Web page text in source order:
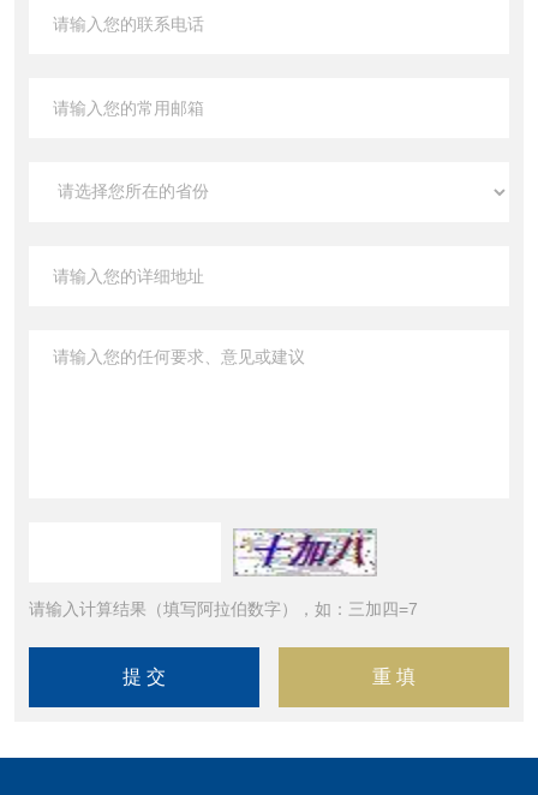
请输入计算结果（填写阿拉伯数字），如：三加四=7